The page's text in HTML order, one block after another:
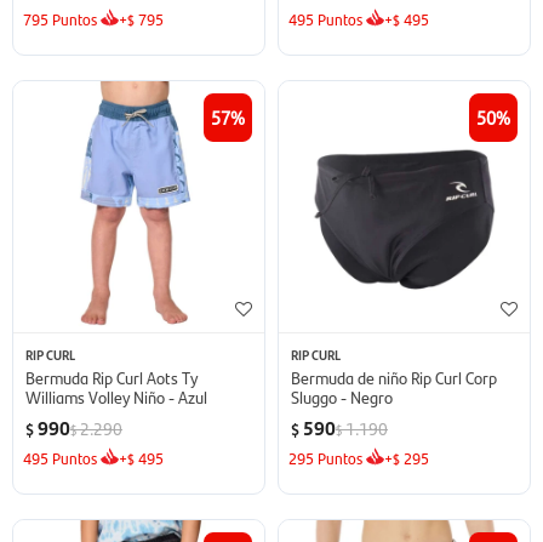
795 Puntos +$795 495 Puntos +$495
57
RIP CURL
Bermuda Rip Curl Aots Ty
Williams Volley Niño - Azul
$990$2.290
495 Puntos +$495
50
RIP CURL
Bermuda de niño Rip Curl Corp
Sluggo - Negro
$ 590$1.190
295 Puntos +$ 295